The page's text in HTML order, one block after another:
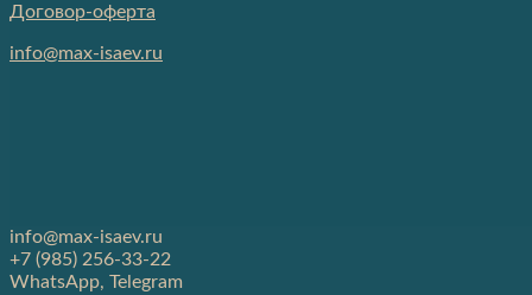
Договор-оферта
info@max-isaev.ru
info@max-isaev.ru
+7 (985) 256-33-22
WhatsApp, Telegram